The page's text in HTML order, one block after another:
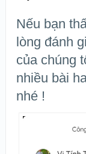
Nếu bạn
lòng đánh
của chúng
nhiều bài
nhé !